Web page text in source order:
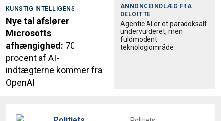
KUNSTIG INTELLIGENS
Nye tal afslører
Microsofts
afhængighed: 70
procent af AI-
indtægterne kommer fra
OpenAI
ANNONCEINDLÆG FRA
DELOITTE
Agentic AI er et paradoksalt
undervurderet, men
fuldmodent
teknologiområde